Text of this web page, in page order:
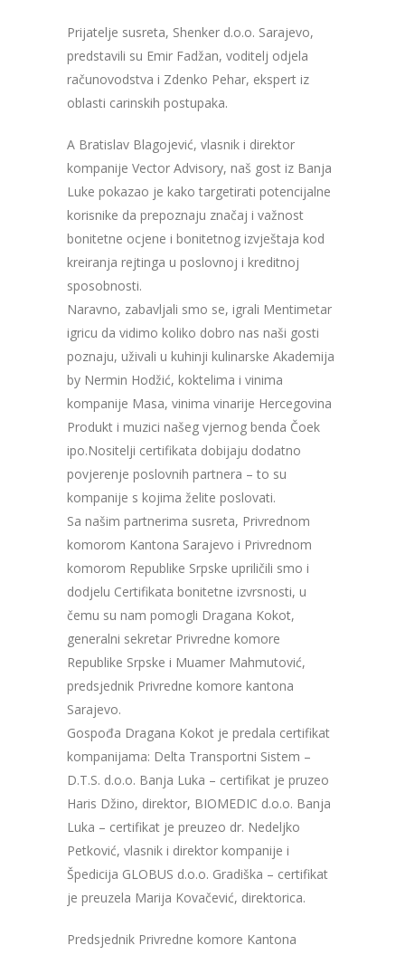
Prijatelje susreta, Shenker d.o.o. Sarajevo,
predstavili su Emir Fadžan, voditelj odjela
računovodstva i Zdenko Pehar, ekspert iz
oblasti carinskih postupaka.
A Bratislav Blagojević, vlasnik i direktor
kompanije Vector Advisory, naš gost iz Banja
Luke pokazao je kako targetirati potencijalne
korisnike da prepoznaju značaj i važnost
bonitetne ocjene i bonitetnog izvještaja kod
kreiranja rejtinga u poslovnoj i kreditnoj
sposobnosti.
Naravno, zabavljali smo se, igrali Mentimetar
igricu da vidimo koliko dobro nas naši gosti
poznaju, uživali u kuhinji kulinarske Akademija
by Nermin Hodžić, koktelima i vinima
kompanije Masa, vinima vinarije Hercegovina
Produkt i muzici našeg vjernog benda Čoek
ipo.Nositelji certifikata dobijaju dodatno
povjerenje poslovnih partnera – to su
kompanije s kojima želite poslovati.
Sa našim partnerima susreta, Privrednom
komorom Kantona Sarajevo i Privrednom
komorom Republike Srpske upriličili smo i
dodjelu Certifikata bonitetne izvrsnosti, u
čemu su nam pomogli Dragana Kokot,
generalni sekretar Privredne komore
Republike Srpske i Muamer Mahmutović,
predsjednik Privredne komore kantona
Sarajevo.
Gospođa Dragana Kokot je predala certifikat
kompanijama: Delta Transportni Sistem –
D.T.S. d.o.o. Banja Luka – certifikat je pruzeo
Haris Džino, direktor, BIOMEDIC d.o.o. Banja
Luka – certifikat je preuzeo dr. Nedeljko
Petković, vlasnik i direktor kompanije i
Špedicija GLOBUS d.o.o. Gradiška – certifikat
je preuzela Marija Kovačević, direktorica.
Predsjednik Privredne komore Kantona